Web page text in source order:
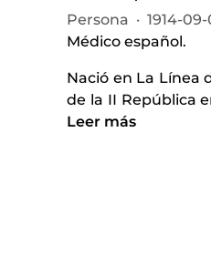
Persona · 1914-
Médico español.
Nació en La Línea
de la II República
Leer más